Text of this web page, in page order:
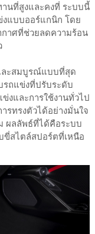
านที่สูงและคงที่ ระบบนี้
งแบบออร์แกนิก โดย
กาศที่ช่วยลดความร้อน
ละสมบูรณ์แบบที่สุด
รถแข่งที่ปรับระดับ
งและการใช้งานทั่วไป
รทรงตัวได้อย่างมั่นใจ
ผลลัพธ์ที่ได้คือระบบ
ขี่สไตล์สปอร์ตที่เหนือ